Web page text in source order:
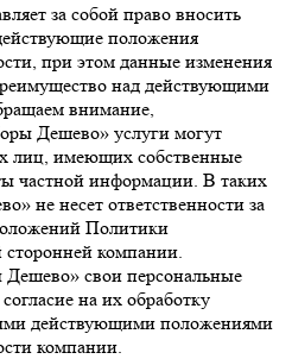
за собой право вносить
положения
при этом данные изменения
над действующими
внимание,
Дешево» услуги могут
лиц, имеющих собственные
частной информации. В таких
не несет ответственности за
Политики
компании.
свои персональные
на их обработку
действующими положениями
компании.